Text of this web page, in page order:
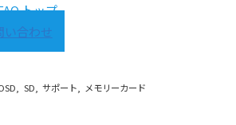
トップ
い合わせ
SD, サポート, メモリーカード